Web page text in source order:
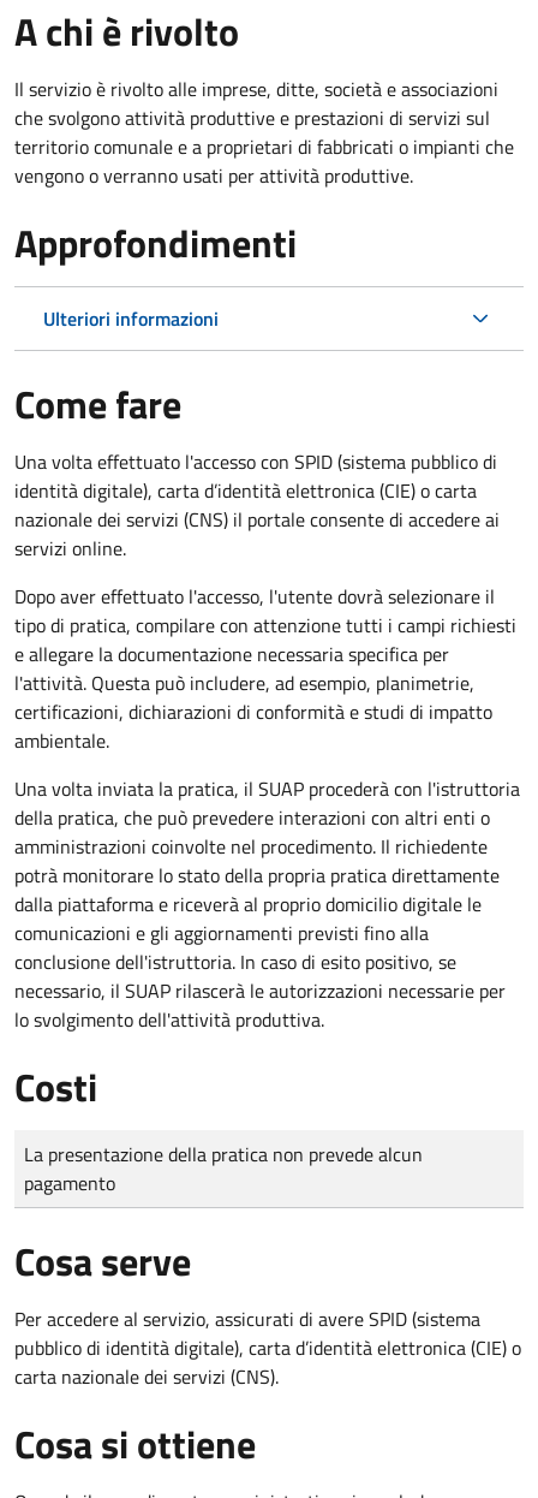
A chi è rivolto
Il servizio è rivolto alle imprese, ditte, società e associazioni
che svolgono attività produttive e prestazioni di servizi sul
territorio comunale e a proprietari di fabbricati o impianti che
vengono o verranno usati per attività produttive.
Approfondimenti
Ulteriori informazioni
Come fare
Una volta effettuato l'accesso con SPID (sistema pubblico di
identità digitale), carta d’identità elettronica (CIE) o carta
nazionale dei servizi (CNS) il portale consente di accedere ai
servizi online.
Dopo aver effettuato l'accesso, l'utente dovrà selezionare il
tipo di pratica, compilare con attenzione tutti i campi richiesti
e allegare la documentazione necessaria specifica per
l'attività. Questa può includere, ad esempio, planimetrie,
certificazioni, dichiarazioni di conformità e studi di impatto
ambientale.
Una volta inviata la pratica, il SUAP procederà con l'istruttoria
della pratica, che può prevedere interazioni con altri enti o
amministrazioni coinvolte nel procedimento. Il richiedente
potrà monitorare lo stato della propria pratica direttamente
dalla piattaforma e riceverà al proprio domicilio digitale le
comunicazioni e gli aggiornamenti previsti fino alla
conclusione dell'istruttoria. In caso di esito positivo, se
necessario, il SUAP rilascerà le autorizzazioni necessarie per
lo svolgimento dell'attività produttiva.
Costi
Tipo di pagamento
Importo
La presentazione della pratica non prevede alcun
pagamento
Cosa serve
Per accedere al servizio, assicurati di avere SPID (sistema
pubblico di identità digitale), carta d’identità elettronica (CIE) o
carta nazionale dei servizi (CNS).
Cosa si ottiene